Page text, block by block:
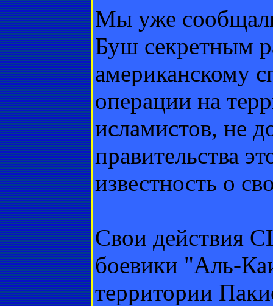
Мы уже
Буш секретным
американскому
операции на
исламистов, не
правительства
известность о
Свои действия
боевики "Аль-
территории